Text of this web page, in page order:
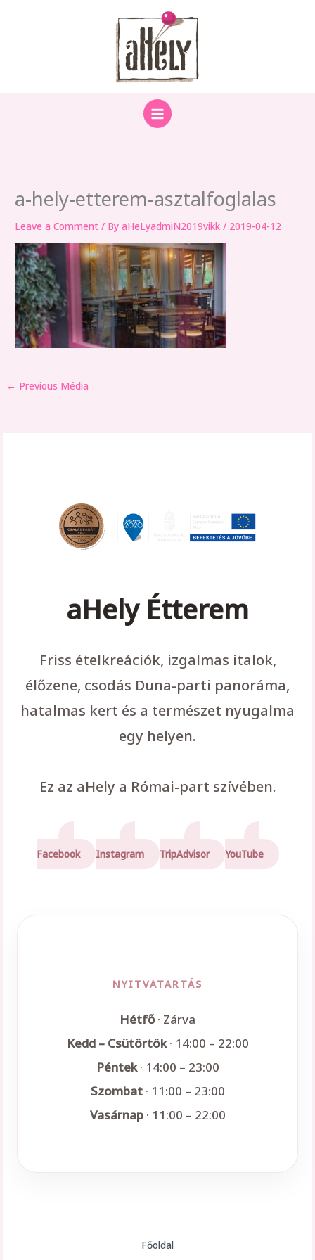
a-hely-etterem-asztalfoglalas
Leave a Comment / ByaHeLyadmiN2019vikk/ 2019-04-12
← Previous Média
aHely Étterem
Friss ételkreációk, izgalmas italok,
élőzene, csodás Duna-parti panoráma,
hatalmas kert és a természet nyugalma
egy helyen.
Ez az aHely a Római-part szívében.
Facebook Instagram TripAdvisor YouTube
NYITVATARTÁS
Hétfő· Zárva
Kedd – Csütörtök· 14:00 – 22:00
Péntek· 14:00 – 23:00
Szombat· 11:00 – 23:00
Vasárnap· 11:00 – 22:00
Főoldal